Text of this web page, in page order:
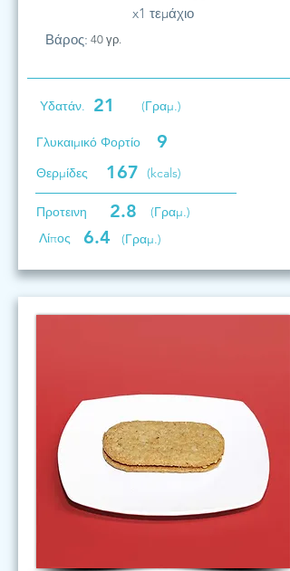
x1 τεμάχιο
Βάρος: 40 γρ.
Υδατάν. 21 (Γραμ.)
Γλυκαιμικό Φορτίο 9
Θερμίδες 167 (kcals)
Προτεινη 2.8
(Γραμ.)
Λίπος
6.4 (Γραμ.)